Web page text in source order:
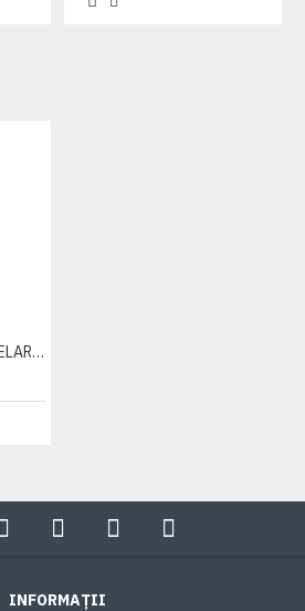
COMPUTER MOTOR BELARUS
INFORMAȚII